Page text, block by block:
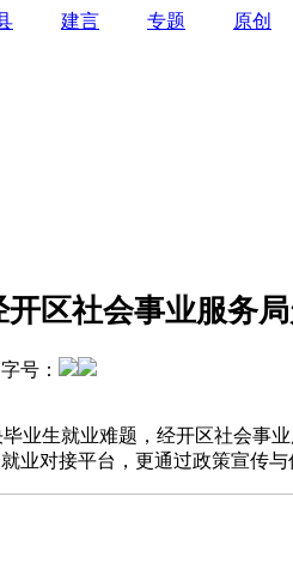
建言 专题 原创
区社会事业服务
字号：
生就业难题，经开区社会事
业对接平台，更通过政策宣传